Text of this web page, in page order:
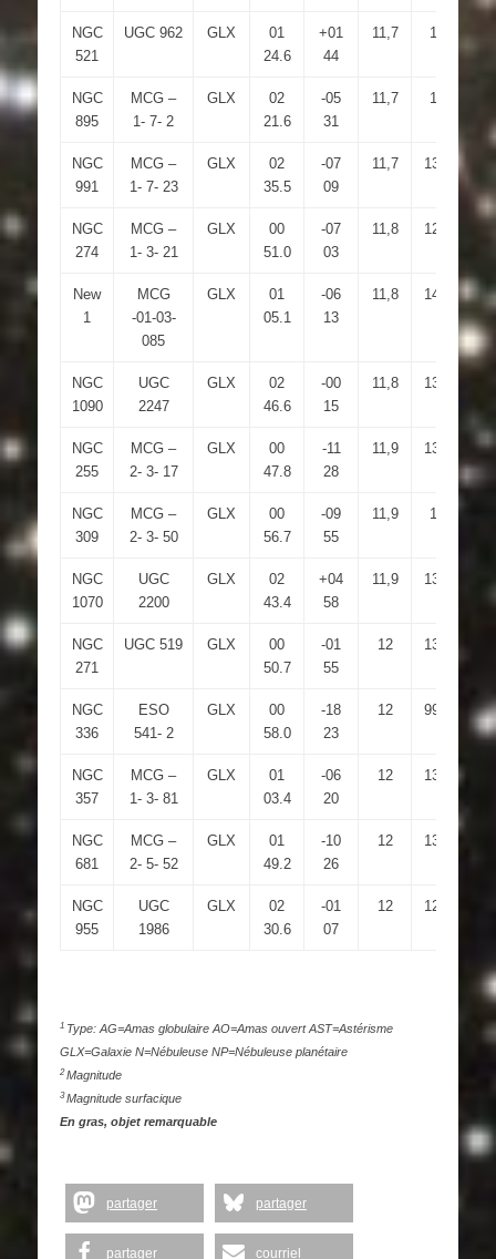
NGC
521
UGC 962 GLX
01
24.6
+01
44
11,7 14
NGC
895
MCG –
1- 7- 2
GLX
02
21.6
-05
31
11,7 14
NGC
991
MCG –
1- 7- 23
GLX
02
35.5
-07
09
11,7 13,5
NGC
274
MCG –
1- 3- 21
GLX
00
51.0
-07
03
11,8 12,6
New
1
MCG
-01-03-
085
GLX
01
05.1
-06
13
11,8 14,4
NGC
1090
UGC
2247
GLX
02
46.6
-00
15
11,8 13,8
NGC
255
MCG –
2- 3- 17
GLX
00
47.8
-11
28
11,9 13,9
NGC
309
MCG –
2- 3- 50
GLX
00
56.7
-09
55
11,9 14
NGC
1070
UGC
2200
GLX
02
43.4
+04
58
11,9 13,4
NGC
271
UGC 519 GLX
00
50.7
-01
55
12 13,3
NGC
336
ESO
541- 2
GLX
00
58.0
-18
23
12 99,9
NGC
357
MCG –
1- 3- 81
GLX
01
03.4
-06
20
12 13,4
NGC
681
MCG –
2- 5- 52
GLX
01
49.2
-10
26
12 13,4
NGC
955
UGC
1986
GLX
02
30.6
-01
07
12 12,6
1 Type: AG=Amas globulaire AO=Amas ouvert AST=Astérisme
GLX=Galaxie N=Nébuleuse NP=Nébuleuse planétaire
2Magnitude
3Magnitude surfacique
En gras, objet remarquable
partager partager
partager courriel